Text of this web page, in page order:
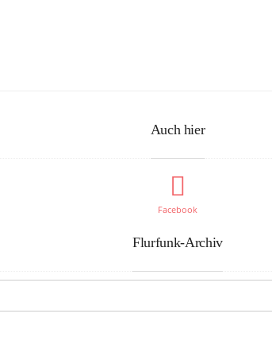
Auch hier
Facebook
Flurfunk-Archiv